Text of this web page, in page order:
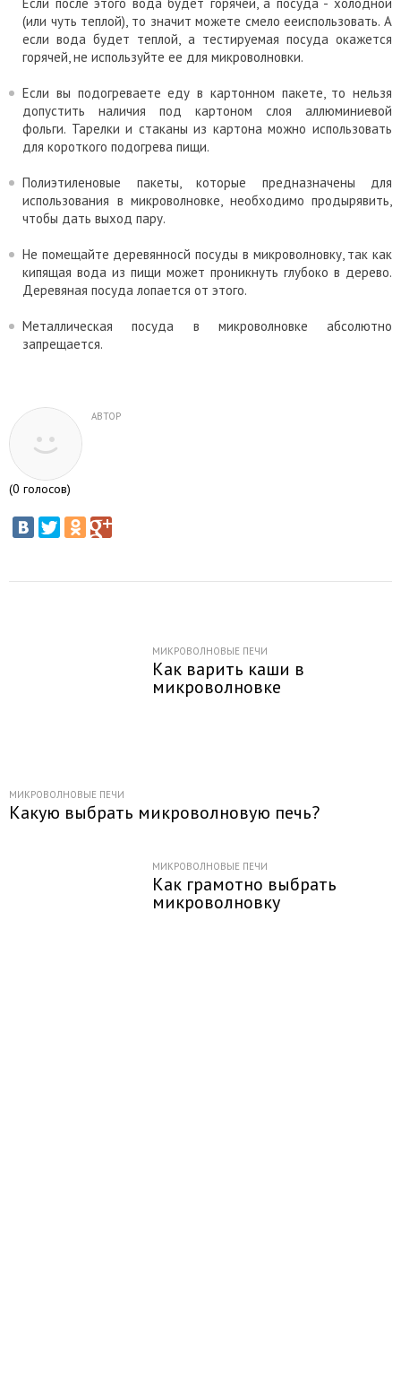
(или чуть теплой), то значит можете смело ееиспользовать. А
если вода будет теплой, а тестируемая посуда окажется
горячей, не используйте ее для микроволновки.
Если вы подогреваете еду в картонном пакете, то нельзя
допустить наличия под картоном слоя аллюминиевой
фольги. Тарелки и стаканы из картона можно использовать
для короткого подогрева пищи.
Полиэтиленовые пакеты, которые предназначены для
использования в микроволновке, необходимо продырявить,
чтобы дать выход пару.
Не помещайте деревянносй посуды в микроволновку, так как
кипящая вода из пищи может проникнуть глубоко в дерево.
Деревяная посуда лопается от этого.
Металлическая посуда в микроволновке абсолютно
запрещается.
АВТОР
(0 голосов)
МИКРОВОЛНОВЫЕ ПЕЧИ
Как варить каши в
микроволновке
МИКРОВОЛНОВЫЕ ПЕЧИ
Какую выбрать микроволновую печь?
МИКРОВОЛНОВЫЕ ПЕЧИ
Как грамотно выбрать
микроволновку